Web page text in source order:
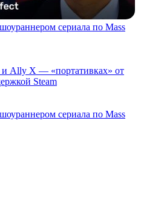
сериала по Mass
Ally X — «портативках» от
Steam
сериала по Mass